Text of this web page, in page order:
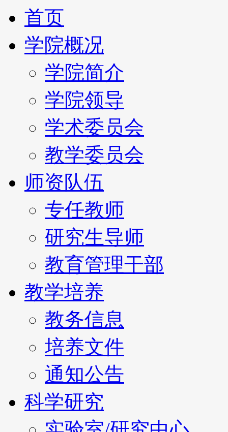
首页
学院概况
学院简介
学院领导
学术委员会
教学委员会
师资队伍
专任教师
研究生导师
教育管理干部
教学培养
教务信息
培养文件
通知公告
科学研究